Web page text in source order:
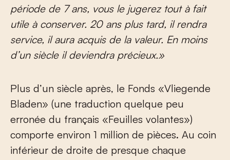
période de 7 ans, vous le jugerez tout à fait
utile à conserver. 20 ans plus tard, il rendra
service, il aura acquis de la valeur. En moins
d’un siècle il deviendra précieux.»
Plus d’un siècle après, le Fonds «Vliegende
Bladen» (une traduction quelque peu
erronée du français «Feuilles volantes»)
comporte environ 1 million de pièces. Au coin
inférieur de droite de presque chaque